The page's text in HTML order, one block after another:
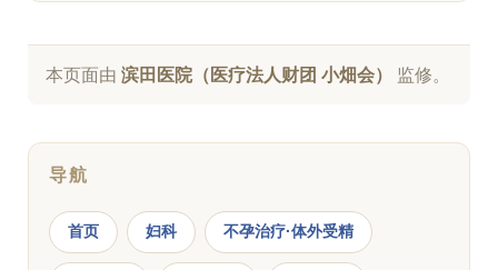
本页面由 滨田医院（医疗法人财团 小畑会） 监修。
导航
首页 妇科 不孕治疗·体外受精